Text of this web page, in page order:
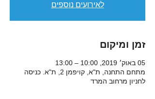
לאירועים נוספים
זמן ומיקום
05 באוק׳ 2019, 10:00 – 13:00
מתחם התחנה, ת"א, קויפמן 2, ת"א. כניסה
לחניון מרחוב המרד